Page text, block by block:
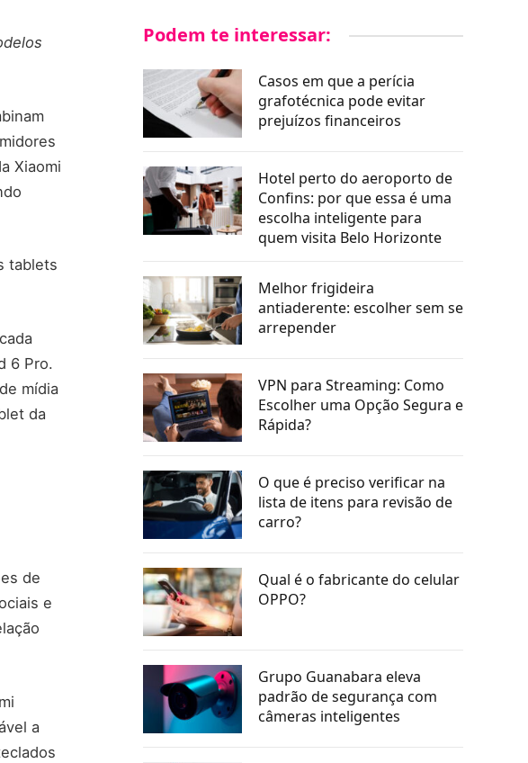
Xiaomi
tablets
6 Pro.
mídia
da
de
e
a
Podem te interessar:
Casos em que a perícia
grafotécnica pode evitar
prejuízos financeiros
Hotel perto do aeroporto de
Confins: por que essa é uma
escolha inteligente para
quem visita Belo Horizonte
Melhor frigideira
antiaderente: escolher sem se
arrepender
VPN para Streaming: Como
Escolher uma Opção Segura e
Rápida?
O que é preciso verificar na
lista de itens para revisão de
carro?
Qual é o fabricante do celular
OPPO?
Grupo Guanabara eleva
padrão de segurança com
câmeras inteligentes